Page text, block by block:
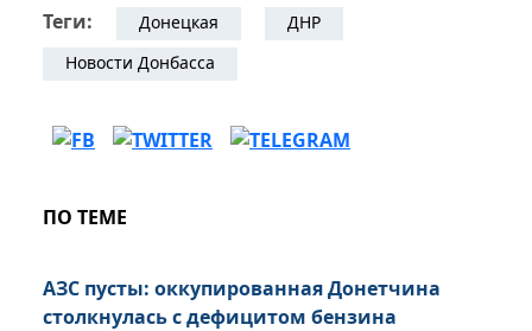
Теги: Донецкая
ДНР
Новости Донбасса
ПО ТЕМЕ
АЗС пусты: оккупированная Донетчина
столкнулась с дефицитом бензина